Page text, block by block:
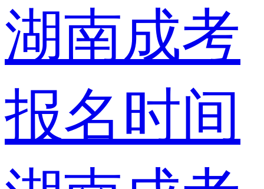
湖南成考
报名时间